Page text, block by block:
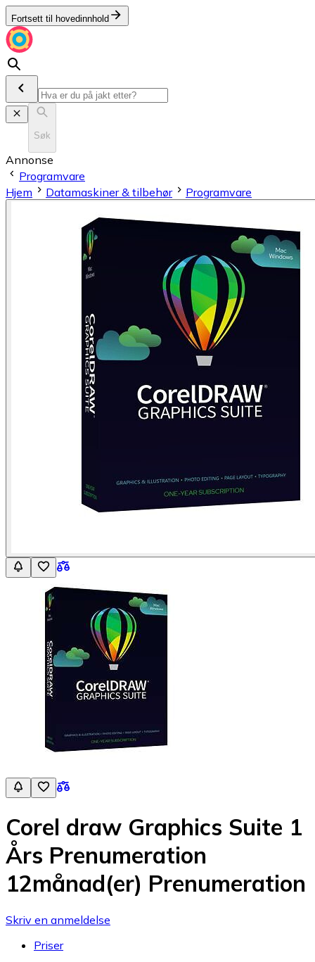
Fortsett til hovedinnhold
Søk
Annonse
Programvare
Hjem
Datamaskiner & tilbehør Programvare
Corel draw Graphics Suite 1
Års Prenumeration
12månad(er) Prenumeration
Skriv en anmeldelse
Priser